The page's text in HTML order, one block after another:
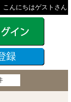
こんにちはゲストさん